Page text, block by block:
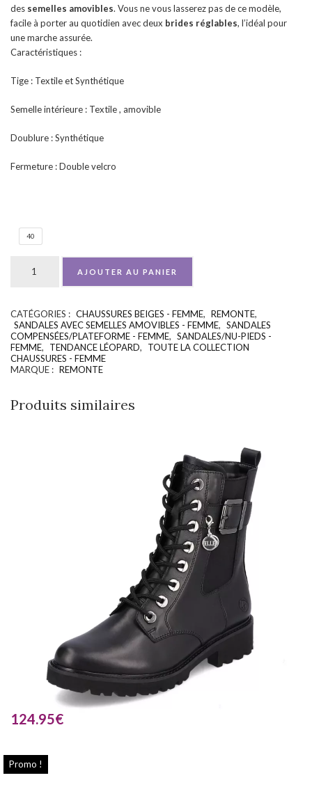
des semelles amovibles. Vous ne vous lasserez pas de ce modèle,
facile à porter au quotidien avec deux brides réglables, l’idéal pour
une marche assurée.
Caractéristiques :
Tige : Textile et Synthétique
Semelle intérieure : Textile , amovible
Doublure : Synthétique
Fermeture : Double velcro
40
AJOUTER AU PANIER
CATÉGORIES : CHAUSSURES BEIGES - FEMME, REMONTE,
SANDALES AVEC SEMELLES AMOVIBLES - FEMME, SANDALES
COMPENSÉES/PLATEFORME - FEMME, SANDALES/NU-PIEDS -
FEMME, TENDANCE LÉOPARD,
TOUTE LA COLLECTION
CHAUSSURES - FEMME
MARQUE : REMONTE
Produits similaires
124.95€
Promo !